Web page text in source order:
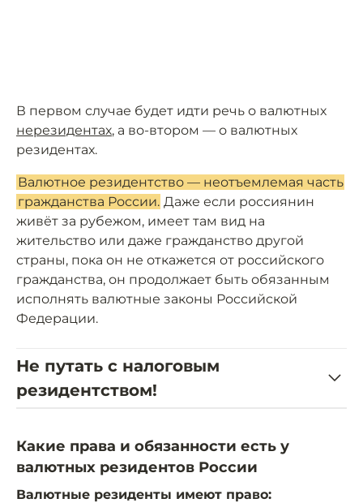
В первом случае будет идти речь о валютных
нерезидентах, а во-втором — о валютных
резидентах.
Валютное резидентство — неотъемлемая часть
гражданства России. Даже если россиянин
живёт за рубежом, имеет там вид на
жительство или даже гражданство другой
страны, пока он не откажется от российского
гражданства, он продолжает быть обязанным
исполнять валютные законы Российской
Федерации.
Не путать с налоговым
резидентством!
Какие права и обязанности есть у
валютных резидентов России
Валютные резиденты имеют право: